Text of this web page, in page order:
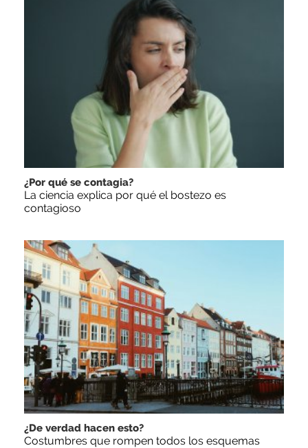
¿Por qué se contagia?
La ciencia explica por qué el bostezo es
contagioso
¿De verdad hacen esto?
Costumbres que rompen todos los esquemas